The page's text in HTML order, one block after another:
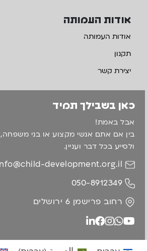
אודות העמותה
אודות העמותה
תקנון
יצירת קשר
כאן בשבילך תמיד
אבל באמת!
בין אם אתם אנשי מקצוע או בני
ולסייע בכל דבר ועניין.
development.org.il
050-8912349
רחוב פרישמן 6 ירושלים